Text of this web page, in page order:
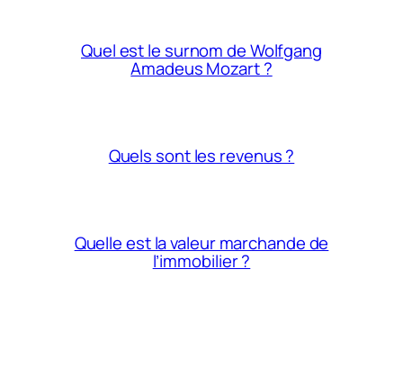
Quel est le surnom de Wolfgang
Amadeus Mozart ?
Quels sont les revenus ?
Quelle est la valeur marchande de
l’immobilier ?